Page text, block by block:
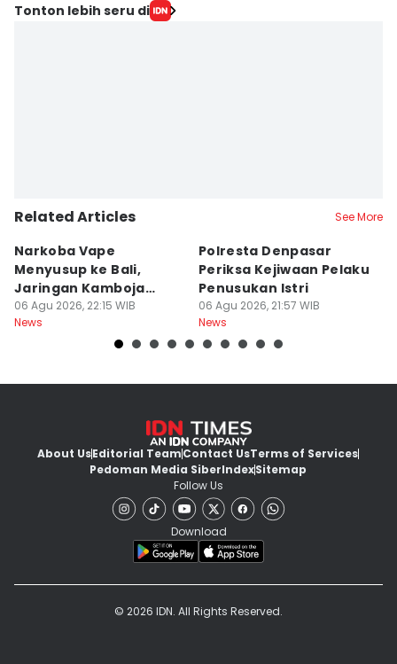
Tonton lebih seru di
Related Articles See More
Narkoba Vape
Menyusup ke Bali,
Jaringan Kamboja
Terbongkar
06 Agu 2026, 22:15 WIB
News
Polresta Denpasar
Periksa Kejiwaan Pelaku
Penusukan Istri
06 Agu 2026, 21:57 WIB
News
About UsEditorial TeamContact UsTerms of Services
Pedoman Media SiberIndexSitemap
Follow Us
Download
© 2026 IDN. All Rights Reserved.